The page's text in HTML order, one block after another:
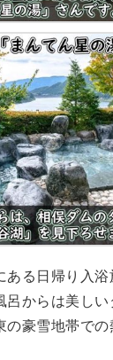
る日帰り入浴
からは美しい
の豪雪地帯で